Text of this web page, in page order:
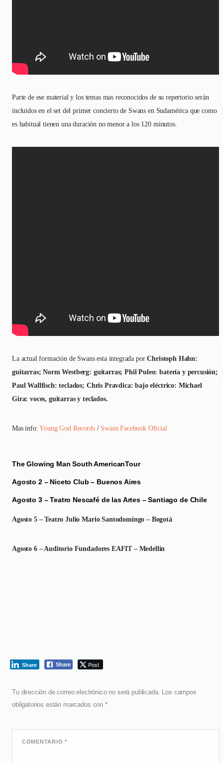
Parte de ese material y los temas mas reconocidos de su repertorio serán
incluidos en el set del primer concierto de Swans en Sudamérica que como
es habitual tienen una duración no menor a los 120 minutos.
La actual formación de Swans esta integrada porChristoph Hahn:
guitarras; Norm Westberg: guitarras; Phil Puleo: batería y percusión;
Paul Wallfisch: teclados; Chris Pravdica: bajo eléctrico: Michael
Gira: voces, guitarras y teclados.
Mas info:Young God Records/ Swans Facebook Oficial
The Glowing Man South AmericanTour
Agosto 2 – Niceto Club – Buenos Aires
Agosto 3 – Teatro Nescafé de las Artes – Santiago de Chile
Agosto 5 – Teatro Julio Mario Santodomingo – Bogotá
Agosto 6 – Auditorio Fundadores EAFIT – Medellín
Share Post
Share
Tu dirección de correo electrónico no será publicada. Los campos
obligatorios están marcados con *
COMENTARIO*